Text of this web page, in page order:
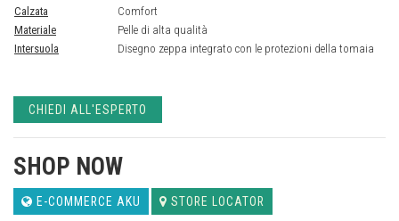
Calzata
Comfort
Materiale
Pelle di alta qualità
Intersuola
Disegno zeppa integrato con le protezioni della tomaia
CHIEDI ALL'ESPERTO
SHOP NOW
E-COMMERCE AKU STORE LOCATOR